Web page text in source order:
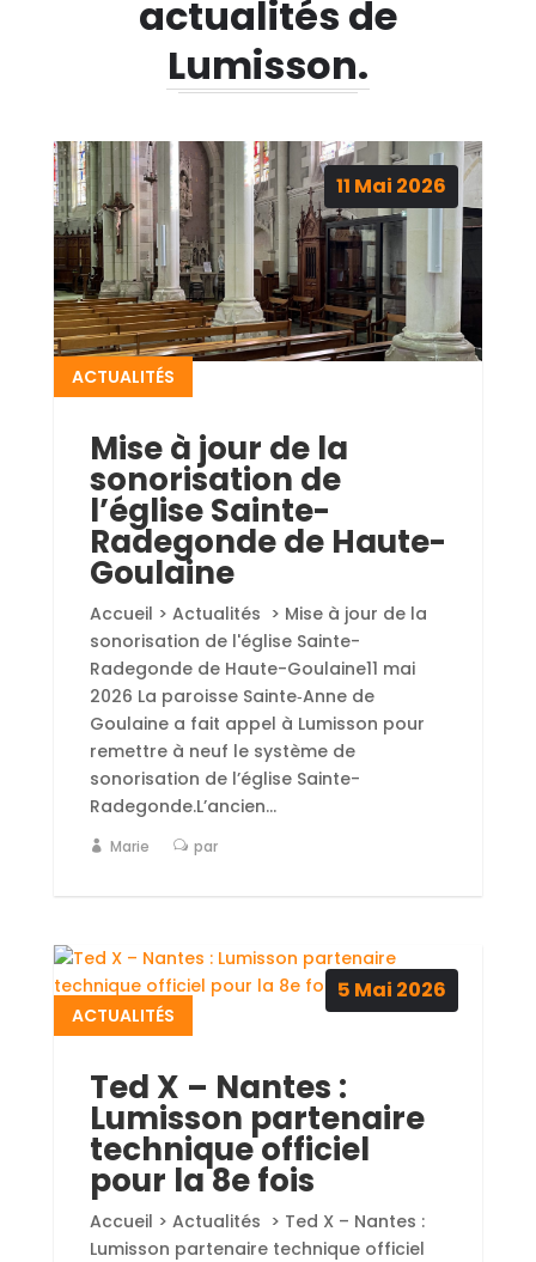
actualités de
Lumisson.
Mise à jour de la
sonorisation de
l’église Sainte-
Radegonde de Haute-
Goulaine
ACTUALITÉS
Accueil > Actualités > Mise à jour de la
sonorisation de l'église Sainte-
Radegonde de Haute-Goulaine11 mai
2026 La paroisse Sainte‑Anne de
Goulaine a fait appel à Lumisson pour
remettre à neuf le système de
sonorisation de l’église Sainte-
Radegonde.L’ancien...
Marie par
11 Mai 2026
Ted X – Nantes :
Lumisson partenaire
technique officiel
pour la 8e fois
ACTUALITÉS
Accueil > Actualités > Ted X – Nantes :
Lumisson partenaire technique officiel
5 Mai 2026